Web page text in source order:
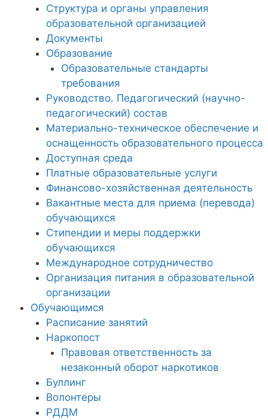
Структура и органы управления
образовательной организацией
Документы
Образование
Образовательные стандарты
требования
Руководство. Педагогический (научно-
педагогический) состав
Материально-техническое обеспечение и
оснащенность образовательного процесса
Доступная среда
Платные образовательные услуги
Финансово-хозяйственная деятельность
Вакантные места для приема (перевода)
обучающихся
Стипендии и меры поддержки
обучающихся
Международное сотрудничество
Организация питания в образовательной
организации
Обучающимся
Расписание занятий
Наркопост
Правовая ответственность за
незаконный оборот наркотиков
Буллинг
Волонтеры
РДДМ